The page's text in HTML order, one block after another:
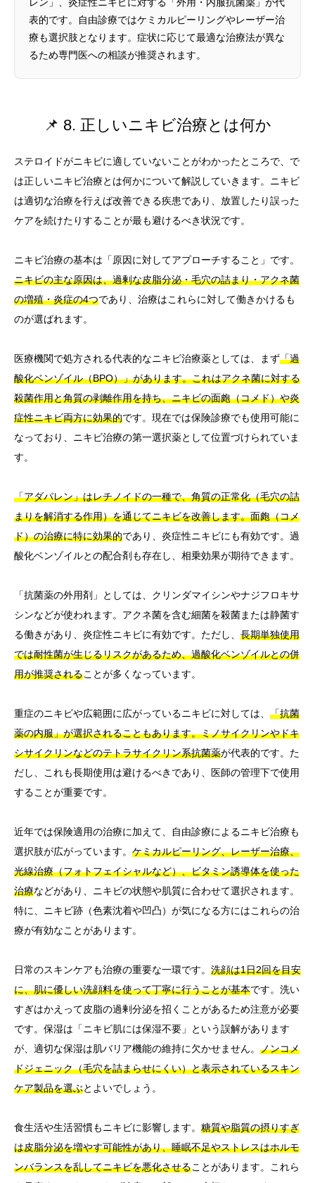
レン」、炎症性ニキビに対する「外用・内服抗菌薬」が代
表的です。自由診療ではケミカルピーリングやレーザー治
療も選択肢となります。症状に応じて最適な治療法が異な
るため専門医への相談が推奨されます。
📌 8. 正しいニキビ治療とは何か
ステロイドがニキビに適していないことがわかったところで、で
は正しいニキビ治療とは何かについて解説していきます。ニキビ
は適切な治療を行えば改善できる疾患であり、放置したり誤った
ケアを続けたりすることが最も避けるべき状況です。
ニキビ治療の基本は「原因に対してアプローチすること」です。
ニキビの主な原因は、過剰な皮脂分泌・毛穴の詰まり・アクネ菌
の増殖・炎症の4つであり、治療はこれらに対して働きかけるも
のが選ばれます。
医療機関で処方される代表的なニキビ治療薬としては、まず「過
酸化ベンゾイル（BPO）」があります。これはアクネ菌に対する
殺菌作用と角質の剥離作用を持ち、ニキビの面皰（コメド）や炎
症性ニキビ両方に効果的です。現在では保険診療でも使用可能に
なっており、ニキビ治療の第一選択薬として位置づけられていま
す。
「アダパレン」はレチノイドの一種で、角質の正常化（毛穴の詰
まりを解消する作用）を通じてニキビを改善します。面皰（コメ
ド）の治療に特に効果的であり、炎症性ニキビにも有効です。過
酸化ベンゾイルとの配合剤も存在し、相乗効果が期待できます。
「抗菌薬の外用剤」としては、クリンダマイシンやナジフロキサ
シンなどが使われます。アクネ菌を含む細菌を殺菌または静菌す
る働きがあり、炎症性ニキビに有効です。ただし、 長期単独使用
では耐性菌が生じるリスクがあるため、過酸化ベンゾイルとの併
用が推奨されることが多くなっています。
重症のニキビや広範囲に広がっているニキビに対しては、 「抗菌
薬の内服」が選択されることもあります。ミノサイクリンやドキ
シサイクリンなどのテトラサイクリン系抗菌薬が代表的です。た
だし、これも長期使用は避けるべきであり、医師の管理下で使用
することが重要です。
近年では保険適用の治療に加えて、自由診療によるニキビ治療も
選択肢が広がっています。 ケミカルピーリング、レーザー治療、
光線治療（フォトフェイシャルなど）、ビタミン誘導体を使った
治療などがあり、ニキビの状態や肌質に合わせて選択されます。
特に、ニキビ跡（色素沈着や凹凸）が気になる方にはこれらの治
療が有効なことがあります。
日常のスキンケアも治療の重要な一環です。 洗顔は1日2回を目安
に、肌に優しい洗顔料を使って丁寧に行うことが基本です。洗い
すぎはかえって皮脂の過剰分泌を招くことがあるため注意が必要
です。保湿は「ニキビ肌には保湿不要」という誤解があります
が、適切な保湿は肌バリア機能の維持に欠かせません。 ノンコメ
ドジェニック（毛穴を詰まらせにくい）と表示されているスキン
ケア製品を選ぶとよいでしょう。
食生活や生活習慣もニキビに影響します。 糖質や脂質の摂りすぎ
は皮脂分泌を増やす可能性があり、睡眠不足やストレスはホルモ
ンバランスを乱してニキビを悪化させることがあります。これら